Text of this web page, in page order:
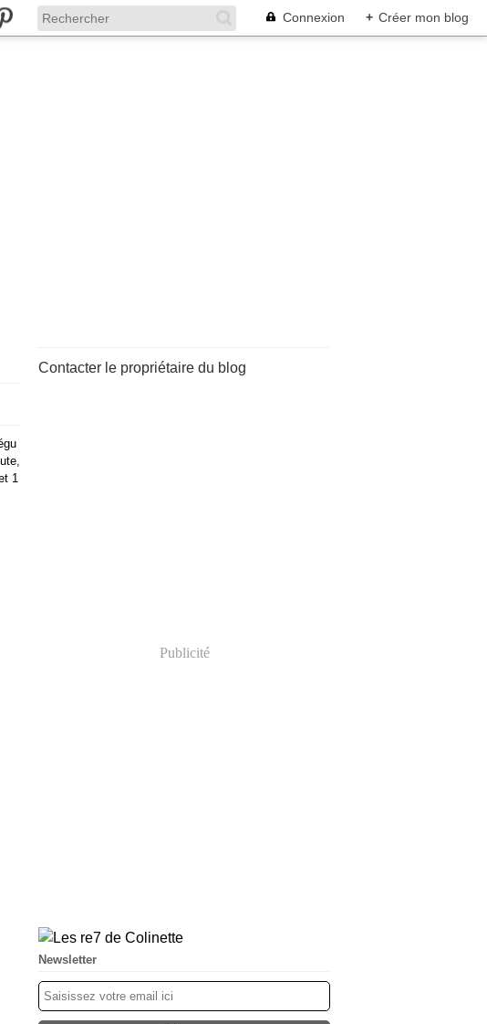
Connexion + Créer mon blog
1
Contacter le propriétaire du blog
Publicité
Newsletter